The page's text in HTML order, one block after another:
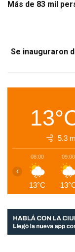
Más de 83 mil
Se inauguraron
5.3
08:00
13°C
09:00
‹